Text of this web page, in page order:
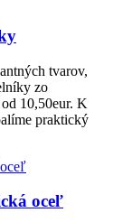
tvarov,
zo
10,50eur. K
praktický
oceľ